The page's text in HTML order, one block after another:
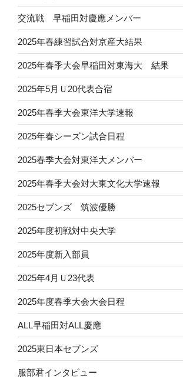
交流戦 早稲田対慶應メンバー
2025年春練習試合対京産大結果
2025年春季大会早稲田対東海大 結果
2025年5月Ｕ20代表合宿
2025年春季大会東洋大学速報
2025年春シーズン試合日程
2025春季大会対東洋大メンバー
2025年春季大会対大東文化大学速報
2025セブンズ 筑波優勝
2025年度初戦対中央大学
2025年度新入部員
2025年4月Ｕ23代表
2025年度春季大会大会日程
ALL早稲田対ALL慶應
2025東日本セブンズ
服部君インタビュー